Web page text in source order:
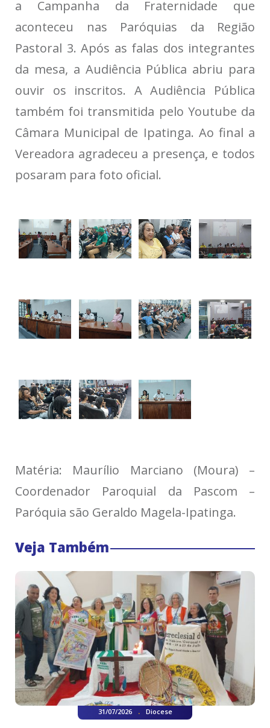
a Campanha da Fraternidade que
aconteceu nas Paróquias da Região
Pastoral 3. Após as falas dos integrantes
da mesa, a Audiência Pública abriu para
ouvir os inscritos. A Audiência Pública
também foi transmitida pelo Youtube da
Câmara Municipal de Ipatinga. Ao final a
Vereadora agradeceu a presença, e todos
posaram para foto oficial.
Matéria: Maurílio Marciano (Moura) –
Coordenador Paroquial da Pascom –
Paróquia são Geraldo Magela-Ipatinga.
Veja Também
31/07/2026 . Diocese